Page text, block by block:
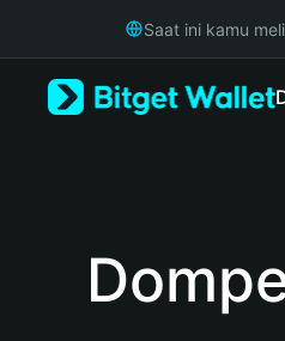
Русский
Saat ini kamu